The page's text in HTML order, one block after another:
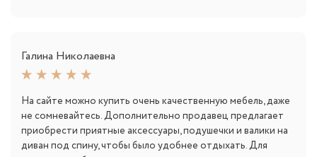
Галина Николаевна
На сайте можно купить очень качественную мебель, даже
не сомневайтесь. Дополнительно продавец предлагает
приобрести приятные аксессуары, подушечки и валики на
диван под спину, чтобы было удобнее отдыхать. Для